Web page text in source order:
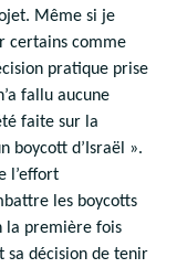
Même si je
certains comme
pratique prise
fallu aucune
faite sur la
boycott d’Israël ».
l’effort
les boycotts
la première fois
sa décision de tenir